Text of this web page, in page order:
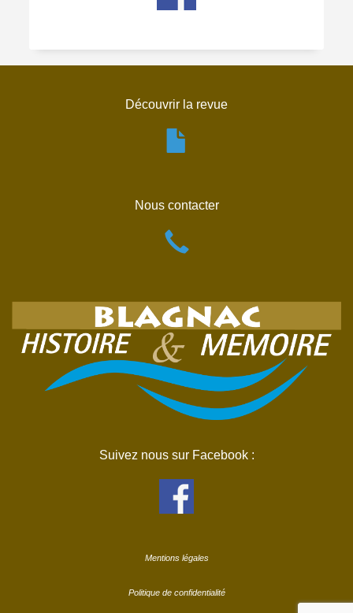
Découvrir la revue
Nous contacter
Suivez nous sur Facebook :
Mentions légales
Politique de confidentialité